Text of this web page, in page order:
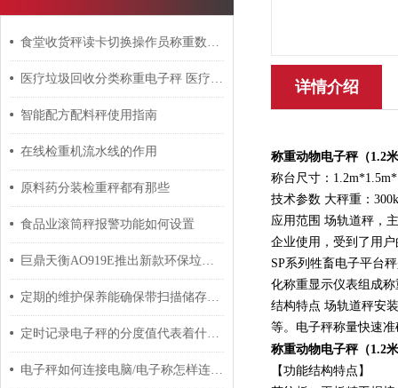
食堂收货秤读卡切换操作员称重数据如何连接上传系统
医疗垃圾回收分类称重电子秤 医疗废物秤
智能配方配料秤使用指南
在线检重机流水线的作用
原料药分装检重秤都有那些
食品业滚筒秤报警功能如何设置
巨鼎天衡AO919E推出新款环保垃圾回收称重系统
定期的维护保养能确保带扫描储存电子秤的准确性
定时记录电子秤的分度值代表着什么含义
电子秤如何连接电脑/电子称怎样连接电脑？
详情介绍
称重动物电子秤（1.2
称台尺寸：
技术参数 大秤重：
应用范围 场轨道秤，
企业使用，受到了用
SP系列牲畜电子平台
化称重显示仪表组成
结构特点 场轨道秤安
等。电子秤称量快速
称重动物电子秤（1.2
【功能结构特点】